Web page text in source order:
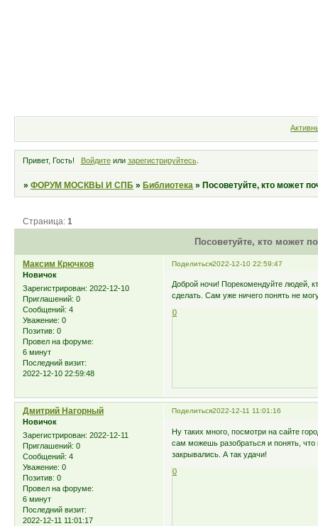
Привет, Гость! Войдитеили зарегистрируйтесь.
»ФОРУМ МОСКВЫ И СПБ »Библиотека »Посоветуйте, кто может
Посоветуйте, кто может
Страница:1
Поделиться2022-12-10 22:59:47
Максим Крючков
Новичок
Зарегистрирован: 2022-12-10
Приглашений: 0
Сообщений: 4
Уважение: 0
Позитив: 0
Провел на форуме:
6 минут
Последний визит:
2022-12-10 22:59:48
Доброй ночи! Порекомендуйте людей,
сделать. Сам уже ничего понять не
0
Поделиться2022-12-11 11:01:16
Дмитрий Нагорный
Новичок
Зарегистрирован: 2022-12-11
Приглашений: 0
Сообщений: 4
Уважение: 0
Позитив: 0
Провел на форуме:
6 минут
Последний визит:
2022-12-11 11:01:17
Ну таких много, посмотри на сайте
сам можешь разобраться и понять, что
закрывались. А так удачи!
0